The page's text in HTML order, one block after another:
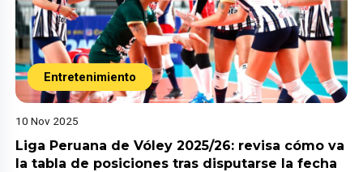
Entretenimiento
10 Nov 2025
Liga Peruana de Vóley 2025/26: revisa cómo va
la tabla de posiciones tras disputarse la fecha